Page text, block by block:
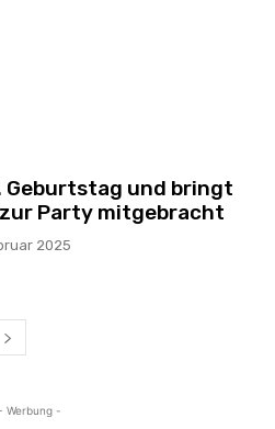
Geburtstag und bringt
Party mitgebracht
2025
Werbung -